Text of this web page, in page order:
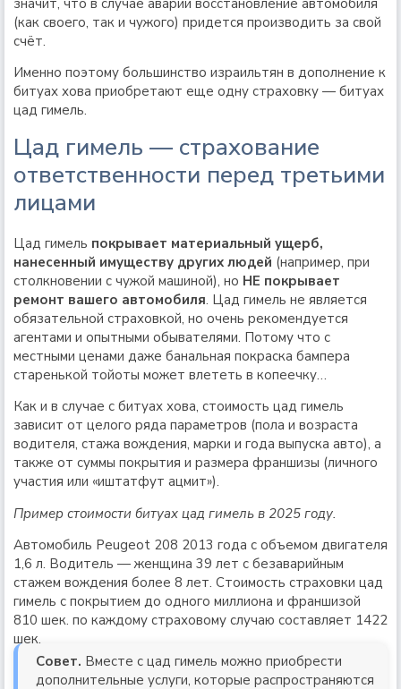
(как своего, так и чужого) придется производить за свой
счёт.
Именно поэтому большинство израильтян в дополнение к
битуах хова приобретают еще одну страховку — битуах
цад гимель.
Цад гимель — страхование
ответственности перед третьими
лицами
Цад гимель покрывает материальный ущерб,
нанесенный имуществу других людей (например, при
столкновении с чужой машиной), но НЕ покрывает
ремонт вашего автомобиля. Цад гимель не является
обязательной страховкой, но очень рекомендуется
агентами и опытными обывателями. Потому что с
местными ценами даже банальная покраска бампера
старенькой тойоты может влететь в копеечку…
Как и в случае с битуах хова, стоимость цад гимель
зависит от целого ряда параметров (пола и возраста
водителя, стажа вождения, марки и года выпуска авто), а
также от суммы покрытия и размера франшизы (личного
участия или «иштатфут ацмит»).
Пример стоимости битуах цад гимель в 2025 году.
Автомобиль Peugeot 208 2013 года с объемом двигателя
1,6 л. Водитель — женщина 39 лет с безаварийным
стажем вождения более 8 лет. Стоимость страховки цад
гимель с покрытием до одного миллиона и франшизой
810 шек. по каждому страховому случаю составляет 1422
шек.
Совет. Вместе с цад гимель можно приобрести
дополнительные услуги, которые распространяются